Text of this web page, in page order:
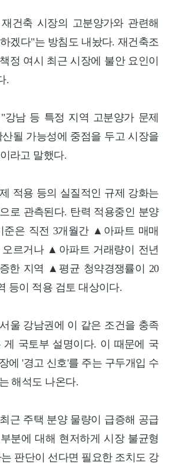
건축 시장의 고분양가와 관련해
겠다"는 방침도 내놨다. 재건축조
정 여시 최근 시장에 불안 요인이
.
강남 등 특정 지역 고분양가 문제
될 가능성에 중점을 두고 시장을
라고 말했다.
적용 등의 실질적인 규제 강화는
로 관측된다. 탄력 적용중인 분양
준은 직전 3개월간 ▲아파트 매매
오르거나 ▲아파트 거래량이 전년
한 지역 ▲평균 청약경쟁률이 20
등이 적용 검토 대상이다.
울 강남권에 이 같은 조건을 충족
게 국토부 설명이다. 이 때문에 국
에 '경고 신호'를 주는 구두개입 수
해석도 나온다.
근 주택 분양 물량이 급증해 공급
분에 대해 현저하게 시장 불균형
판단이 선다면 필요한 조치도 강